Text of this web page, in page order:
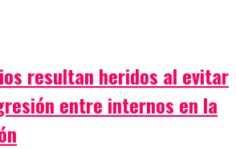
resultan heridos al evitar
entre internos en la